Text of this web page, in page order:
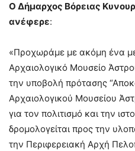
Ο Δήμαρχος Βόρειας
ανέφερε:
«Προχωράμε με ακόμη ένα
Αρχαιολογικό Μουσείο
την υποβολή πρότασης
Αρχαιολογικού Μουσείου
για τον πολιτισμό και την
δρομολογείται προς την
την Περιφερειακή Αρχή